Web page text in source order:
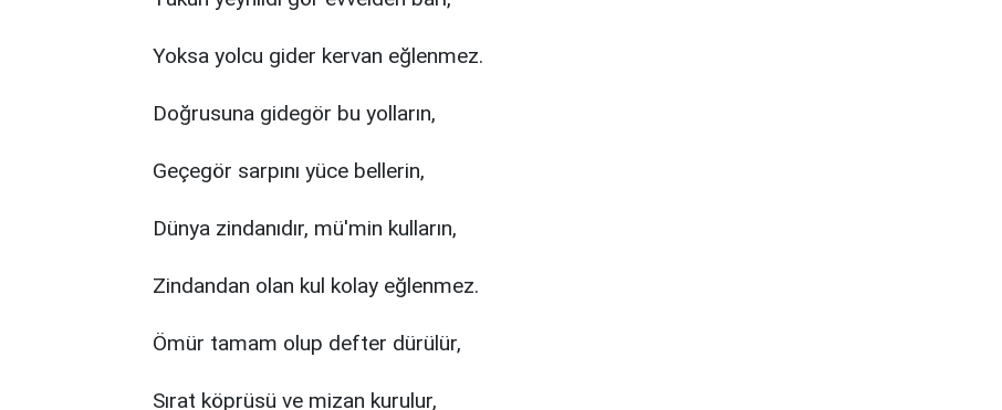
Yoksa yolcu gider kervan eğlenmez.
Doğrusuna gidegör bu yolların,
Geçegör sarpını yüce bellerin,
Dünya zindanıdır, mü'min kulların,
Zindandan olan kul kolay eğlenmez.
Ömür tamam olup defter dürülür,
Sırat köprüsü ve mizan kurulur,